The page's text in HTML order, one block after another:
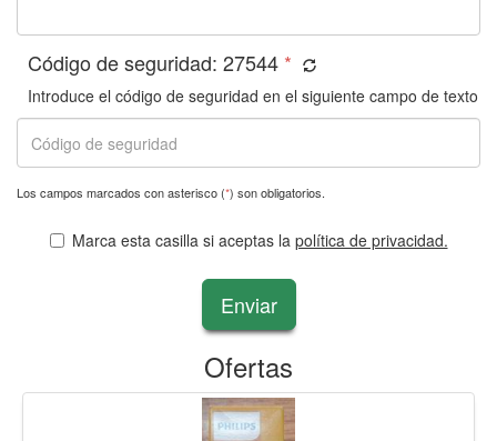
Código de seguridad: 27544 *
Introduce el código de seguridad en el siguiente campo de texto
Los campos marcados con asterisco (*) son obligatorios.
Marca esta casilla si aceptas la política de privacidad.
Enviar
Ofertas